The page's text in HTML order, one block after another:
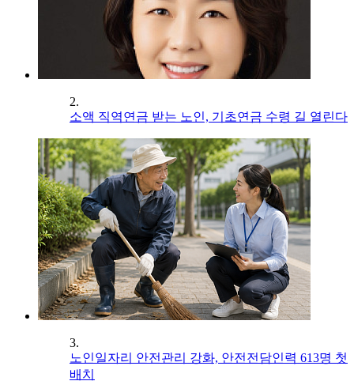
2.
소액 직역연금 받는 노인, 기초연금 수령 길 열린다
3.
노인일자리 안전관리 강화, 안전전담인력 613명 첫
배치